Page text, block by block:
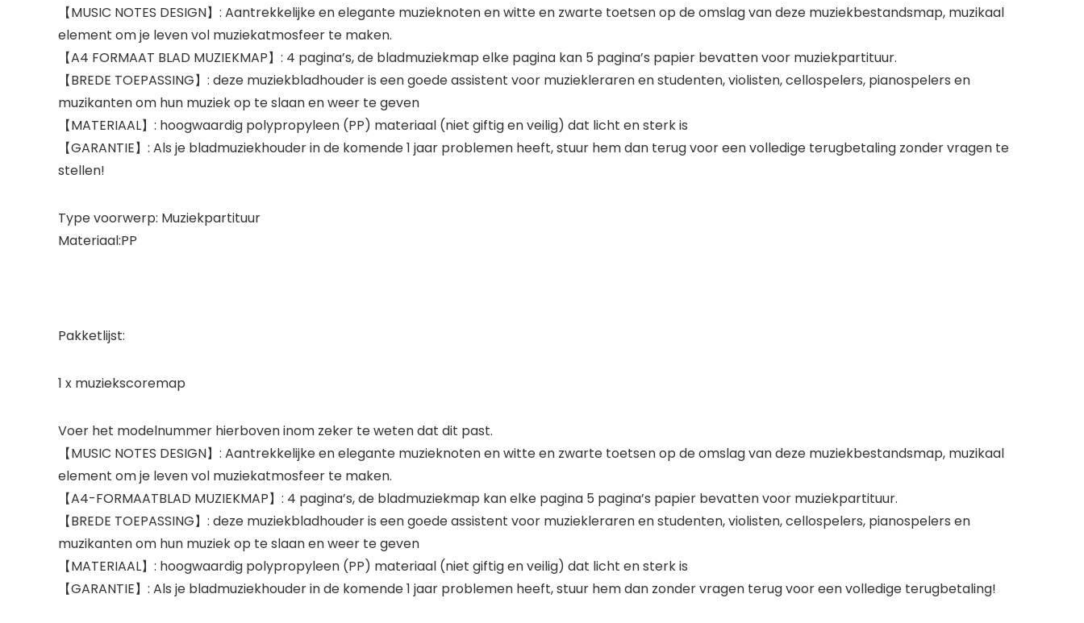
【MUSIC NOTES DESIGN】: Aantrekkelijke en elegante muzieknoten en witte en zwarte toetsen op de omslag van deze muziekbestandsmap, muzikaal
element om je leven vol muziekatmosfeer te maken.
【A4 FORMAAT BLAD MUZIEKMAP】: 4 pagina’s, de bladmuziekmap elke pagina kan 5 pagina’s papier bevatten voor muziekpartituur.
【BREDE TOEPASSING】: deze muziekbladhouder is een goede assistent voor muziekleraren en studenten, violisten, cellospelers, pianospelers en
muzikanten om hun muziek op te slaan en weer te geven
【MATERIAAL】: hoogwaardig polypropyleen (PP) materiaal (niet giftig en veilig) dat licht en sterk is
【GARANTIE】: Als je bladmuziekhouder in de komende 1 jaar problemen heeft, stuur hem dan terug voor een volledige terugbetaling zonder vragen te
stellen!
Type voorwerp: Muziekpartituur
Materiaal:PP
Pakketlijst:
1 x muziekscoremap
Voer het modelnummer hierboven inom zeker te weten dat dit past.
【MUSIC NOTES DESIGN】: Aantrekkelijke en elegante muzieknoten en witte en zwarte toetsen op de omslag van deze muziekbestandsmap, muzikaal
element om je leven vol muziekatmosfeer te maken.
【A4-FORMAATBLAD MUZIEKMAP】: 4 pagina’s, de bladmuziekmap kan elke pagina 5 pagina’s papier bevatten voor muziekpartituur.
【BREDE TOEPASSING】: deze muziekbladhouder is een goede assistent voor muziekleraren en studenten, violisten, cellospelers, pianospelers en
muzikanten om hun muziek op te slaan en weer te geven
【MATERIAAL】: hoogwaardig polypropyleen (PP) materiaal (niet giftig en veilig) dat licht en sterk is
【GARANTIE】: Als je bladmuziekhouder in de komende 1 jaar problemen heeft, stuur hem dan zonder vragen terug voor een volledige terugbetaling!